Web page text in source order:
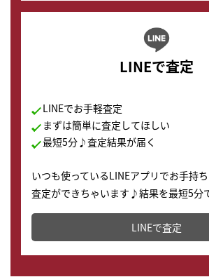
LINEで査定
LINEでお手軽査定
まずは簡単に査定してほしい
最短5分♪査定結果が届く
いつも使っているLINEアプリでお手持
査定ができちゃいます♪結果を最短5分
どこからでもすぐに査定金額を知るこ
LINEで査定